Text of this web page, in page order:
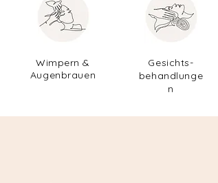
Wimpern &
Augenbrauen
Gesichts-
behandlunge
n